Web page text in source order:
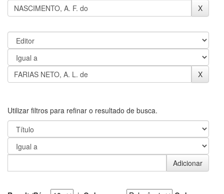
Utilizar filtros para refinar o resultado de busca.